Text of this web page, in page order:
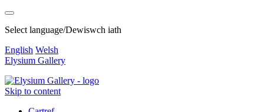
Select language/Dewiswch iath
English Welsh
Elysium Gallery
Skip to content